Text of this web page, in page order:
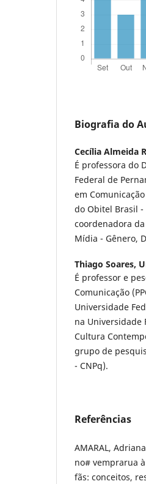
Biografia do
Cecília Almeida
É professora do
Federal de
em
do Obitel Brasil -
coordenadora
Mídia - Gênero,
Thiago Soares,
É professor e
Comunicação
Universidade
na Universidade
Cultura
grupo de
- CNPq).
Referências
AMARAL,
no# vemprarua
fãs: conceitos,